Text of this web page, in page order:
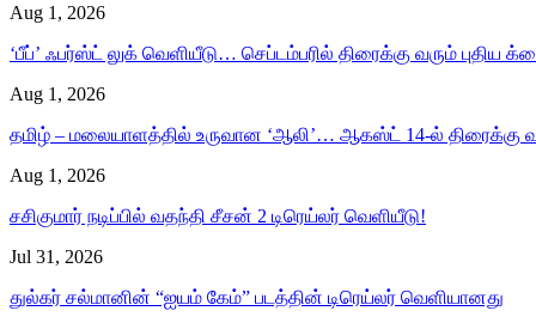
Aug 1, 2026
‘பீப்’ ஃபர்ஸ்ட் லுக் வெளியீடு… செப்டம்பரில் திரைக்கு வரும் புதிய
Aug 1, 2026
தமிழ் – மலையாளத்தில் உருவான ‘ஆலி’… ஆகஸ்ட் 14-ல் திரைக்கு
Aug 1, 2026
சசிகுமார் நடிப்பில் வதந்தி சீசன் 2 டிரெய்லர் வெளியீடு!
Jul 31, 2026
துல்கர் சல்மானின் “ஐயம் கேம்” படத்தின் டிரெய்லர் வெளியானது